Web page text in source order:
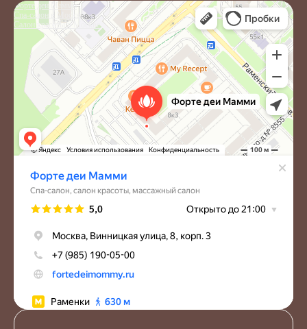
Форте деи Мамми
Спа-салон в Москве
Салон красоты в Москве